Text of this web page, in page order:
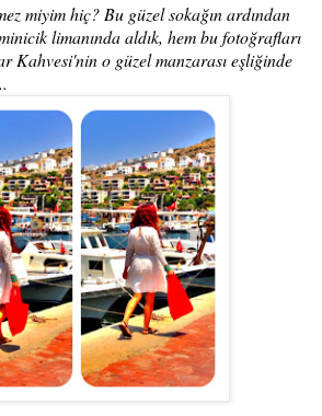
miyim hiç? Bu güzel sokağın ardından
limanında aldık, hem bu fotoğrafları
Kahvesi'nin o güzel manzarası eşliğinde